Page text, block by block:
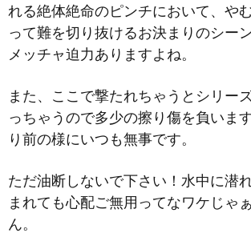
れる絶体絶命のピンチにおいて、や
って難を切り抜けるお決まりのシー
メッチャ迫力ありますよね。
また、ここで撃たれちゃうとシリー
っちゃうので多少の擦り傷を負いま
り前の様にいつも無事です。
ただ油断しないで下さい！水中に潜
まれても心配ご無用ってなワケじゃ
ん。